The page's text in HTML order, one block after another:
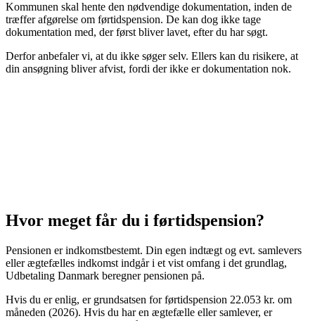
Kommunen skal hente den nødvendige dokumentation, inden de
træffer afgørelse om førtidspension. De kan dog ikke tage
dokumentation med, der først bliver lavet, efter du har søgt.
Derfor anbefaler vi, at du ikke søger selv. Ellers kan du risikere, at
din ansøgning bliver afvist, fordi der ikke er dokumentation nok.
Hvor meget får du i førtidspension?
Pensionen er indkomstbestemt. Din egen indtægt og evt. samlevers
eller ægtefælles indkomst indgår i et vist omfang i det grundlag,
Udbetaling Danmark beregner pensionen på.
Hvis du er enlig, er grundsatsen for førtidspension 22.053 kr. om
måneden (2026). Hvis du har en ægtefælle eller samlever, er